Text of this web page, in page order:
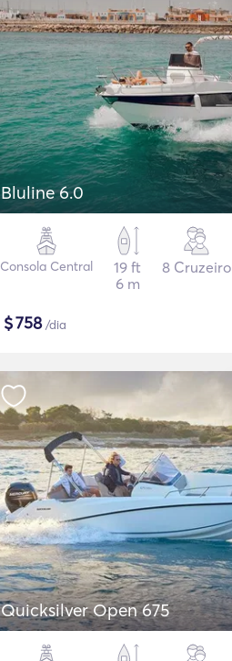
Bluline 6.0
Consola Central
19 ft
6 m
8 Cruzeiro
$758/dia
Quicksilver Open 675